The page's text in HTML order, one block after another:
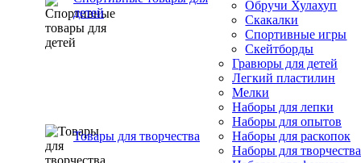
детей
Обручи Хулахуп
Скакалки
Спортивные игры
Скейтборды
Товары для творчества
Гравюры для детей
Легкий пластилин
Мелки
Наборы для лепки
Наборы для опытов
Наборы для раскопок
Наборы для творчества